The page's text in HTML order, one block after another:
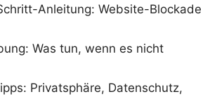
Anleitung: Website-Blockade
Was tun, wenn es nicht
Privatsphäre, Datenschutz,